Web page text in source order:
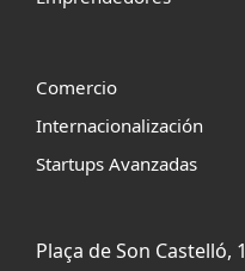
Comercio
Internacionalización
Startups Avanzadas
Plaça de Son Castelló, 1